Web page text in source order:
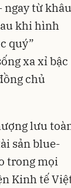
ngay từ khâu
khi hình
quý”
xa xỉ bậc
chủ
lưu
sản blue-
trong mọi
Kinh tế